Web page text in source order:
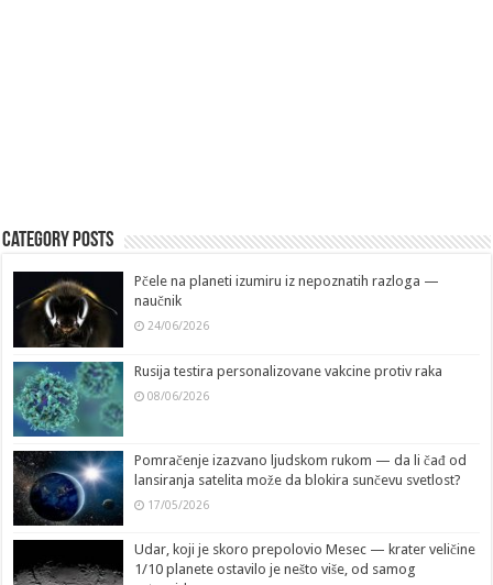
Category Posts
Pčele na planeti izumiru iz nepoznatih razloga —
naučnik
24/06/2026
Rusija testira personalizovane vakcine protiv raka
08/06/2026
Pomračenje izazvano ljudskom rukom — da li čađ od
lansiranja satelita može da blokira sunčevu svetlost?
17/05/2026
Udar, koji je skoro prepolovio Mesec — krater veličine
1/10 planete ostavilo je nešto više, od samog